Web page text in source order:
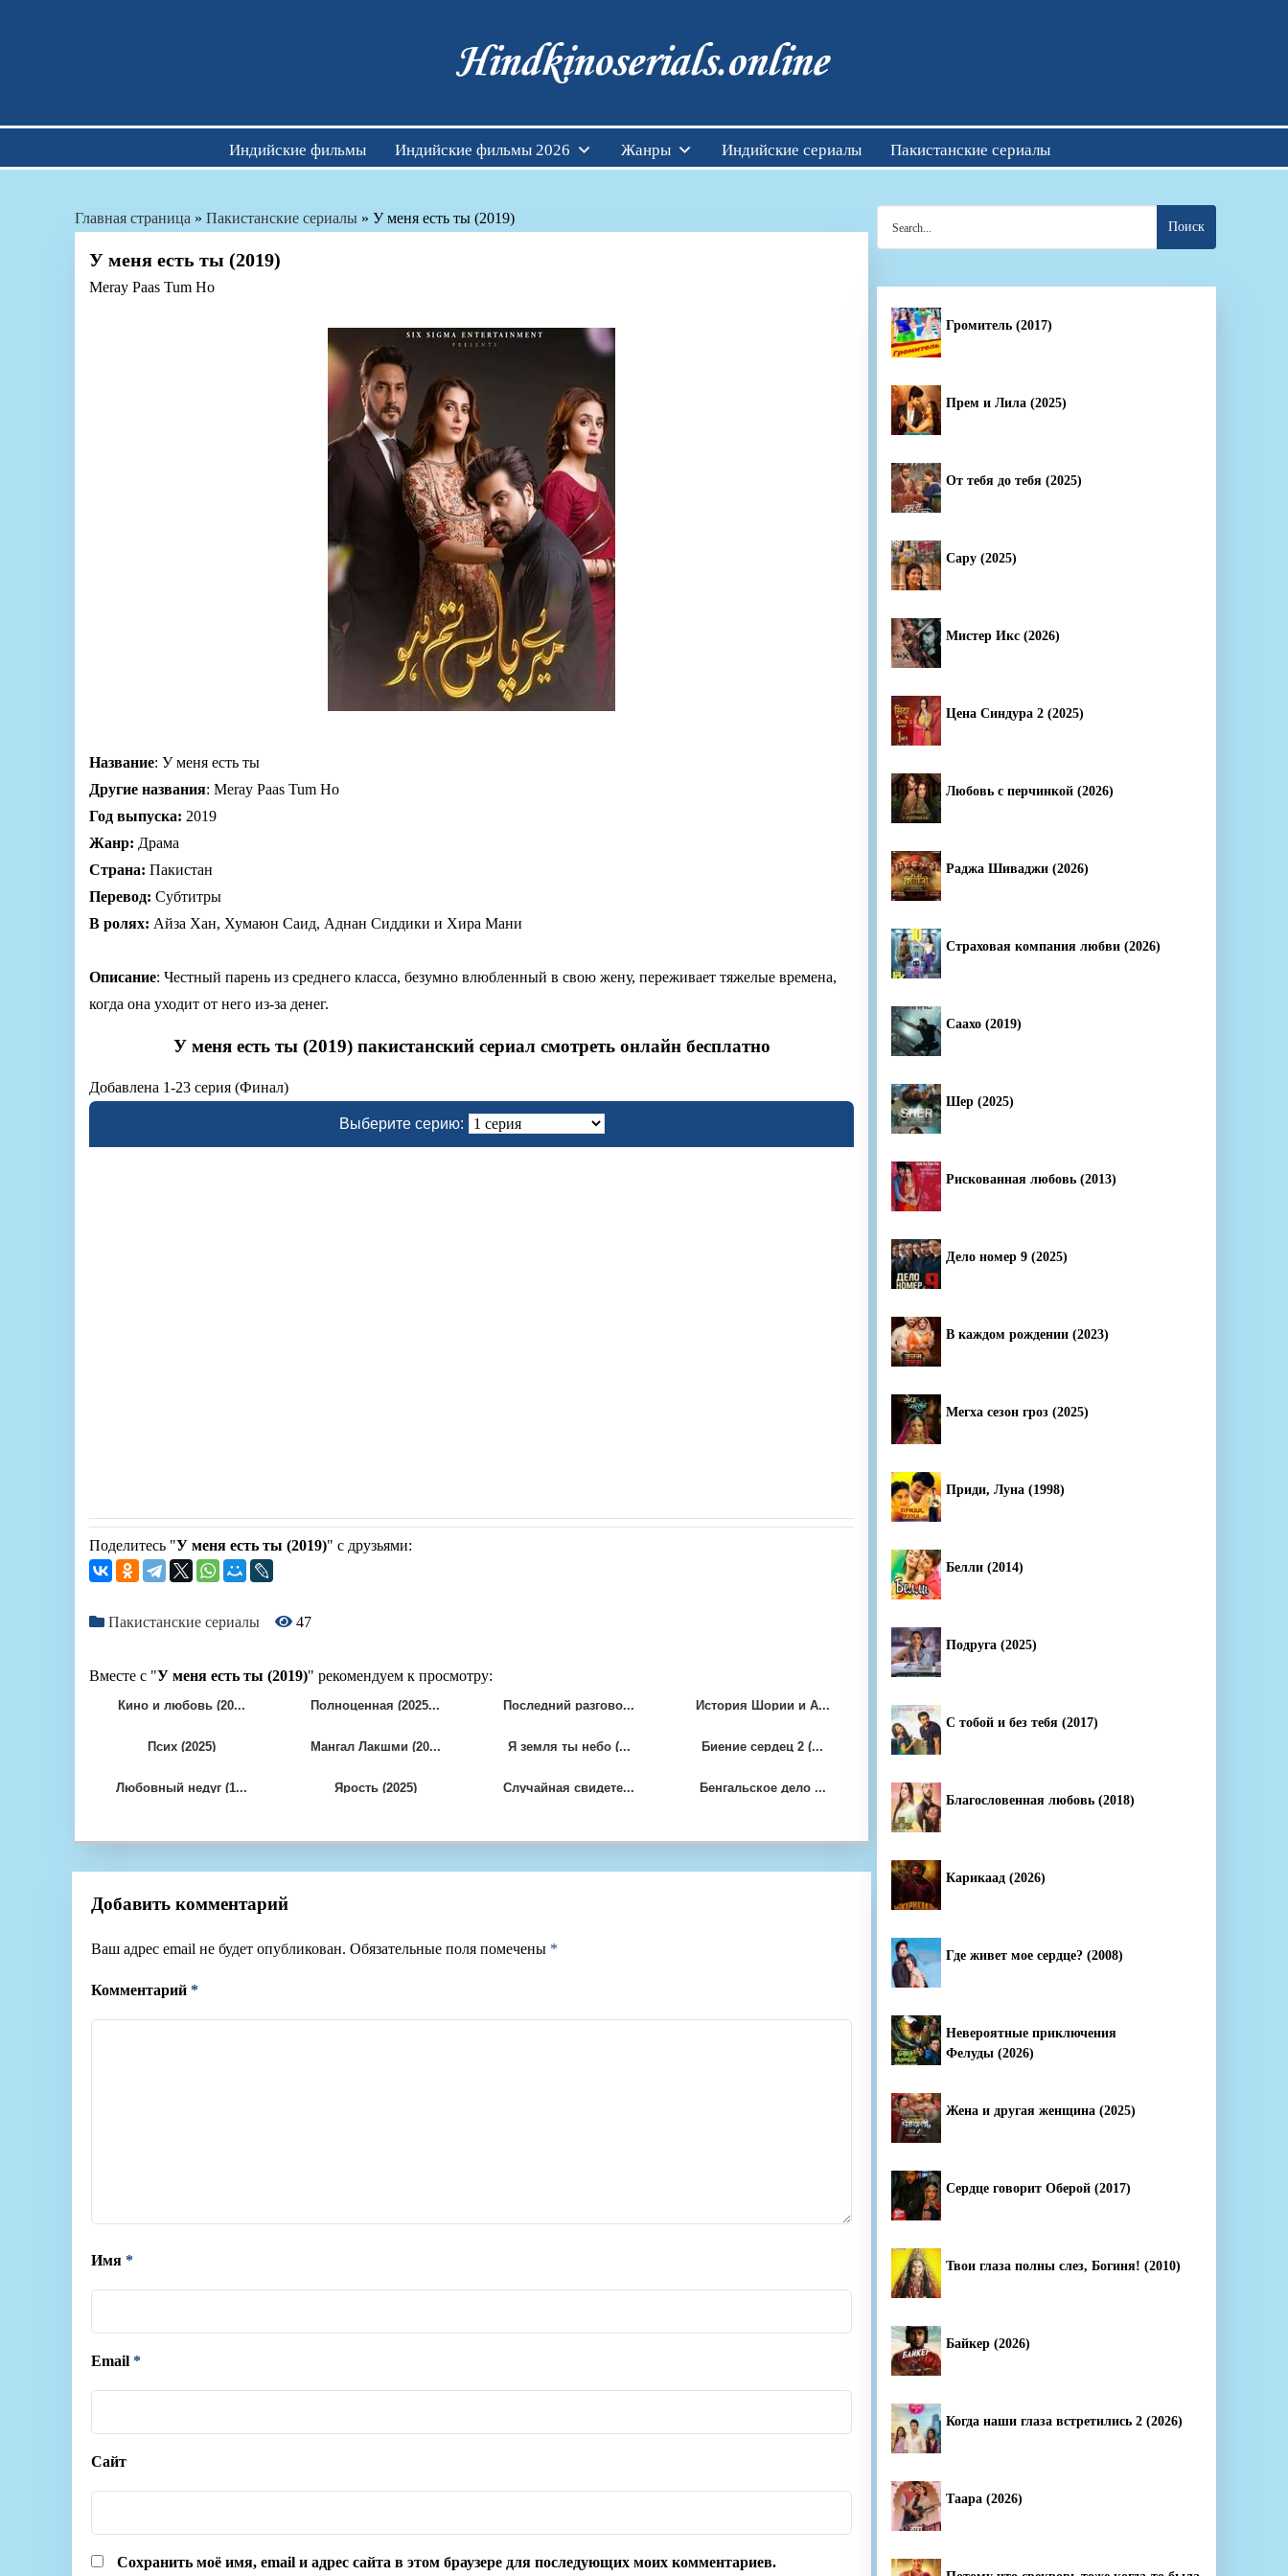
Индийские фильмы смотреть онлайн
Индийские фильмы Индийские фильмы 2026 Жанры Индийские сериалы Пакистанские сериалы
Главная страница » Пакистанские сериалы » У меня есть ты (2019)
У меня есть ты (2019)
Meray Paas Tum Ho
Название: У меня есть ты
Другие названия: Meray Paas Tum Ho
Год выпуска: 2019
Жанр: Драма
Страна: Пакистан
Перевод: Субтитры
В ролях: Айза Хан, Хумаюн Саид, Аднан Сиддики и Хира Мани
Описание: Честный парень из среднего класса, безумно влюбленный в свою жену, переживает тяжелые времена,
когда она уходит от него из-за денег.
У меня есть ты (2019) пакистанский сериал смотреть онлайн бесплатно
Добавлена 1-23 серия (Финал)
Выберите серию:
Поделитесь "У меня есть ты (2019)" с друзьями:
Пакистанские сериалы 47
Вместе с "У меня есть ты (2019)" рекомендуем к просмотру:
Кино и любовь (20... Полноценная (2025... Последний разгово... История Шории и А...
Псих (2025) Мангал Лакшми (20... Я земля ты небо (... Биение сердец 2 (...
Любовный недуг (1... Ярость (2025) Случайная свидете... Бенгальское дело ...
Добавить комментарий
Ваш адрес email не будет опубликован. Обязательные поля помечены *
Комментарий *
Имя *
Email *
Сайт
Сохранить моё имя, email и адрес сайта в этом браузере для последующих моих комментариев.
for:
Громитель (2017)
Прем и Лила (2025)
От тебя до тебя (2025)
Сару (2025)
Мистер Икс (2026)
Цена Синдура 2 (2025)
Любовь с перчинкой (2026)
Раджа Шиваджи (2026)
Страховая компания любви (2026)
Саахо (2019)
Шер (2025)
Рискованная любовь (2013)
Дело номер 9 (2025)
В каждом рождении (2023)
Мегха сезон гроз (2025)
Приди, Луна (1998)
Белли (2014)
Подруга (2025)
С тобой и без тебя (2017)
Благословенная любовь (2018)
Карикаад (2026)
Где живет мое сердце? (2008)
Невероятные приключения
Фелуды (2026)
Жена и другая женщина (2025)
Сердце говорит Оберой (2017)
Твои глаза полны слез, Богиня! (2010)
Байкер (2026)
Когда наши глаза встретились 2 (2026)
Таара (2026)